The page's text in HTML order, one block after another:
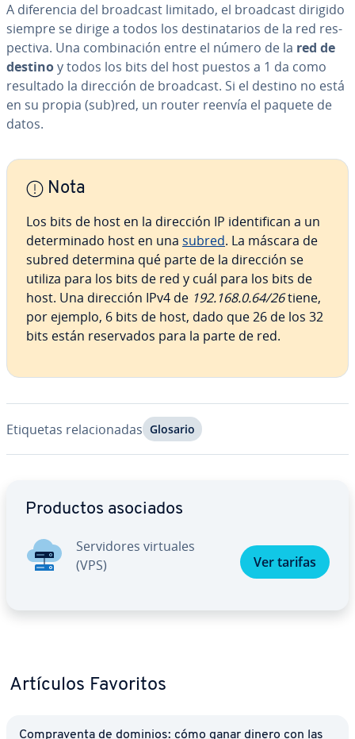
A di­fe­re­n­cia del broadcast limitado, el broadcast dirigido
siempre se dirige a todos los de­s­ti­na­ta­rios de la red re­s­
pe­c­ti­va. Una co­m­bi­na­ción entre el número de la red de
destinoy todos los bits del host puestos a 1 da como
resultado la dirección de broadcast. Si el destino no está
en su propia (sub)red, un router reenvía el paquete de
datos.
Nota
Los bits de host en la dirección IP ide­n­ti­fi­can a un
de­te­r­mi­na­do host en una subred. La máscara de
subred determina qué parte de la dirección se
utiliza para los bits de red y cuál para los bits de
host. Una dirección IPv4 de 192.168.0.64/26tiene,
por ejemplo, 6 bits de host, dado que 26 de los 32
bits están re­se­r­va­dos para la parte de red.
Etiquetas re­la­cio­na­das Glosario
Productos asociados
Se­r­vi­do­res virtuales
(VPS)
Ver tarifas
Artículos Favoritos
Co­m­pra­ve­n­ta de dominios: cómo ganar dinero con las